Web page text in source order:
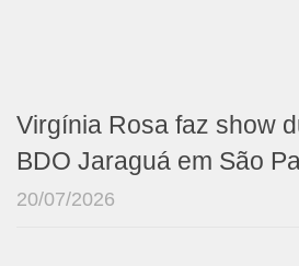
Virgínia Rosa faz show
BDO Jaraguá em São
20/07/2026